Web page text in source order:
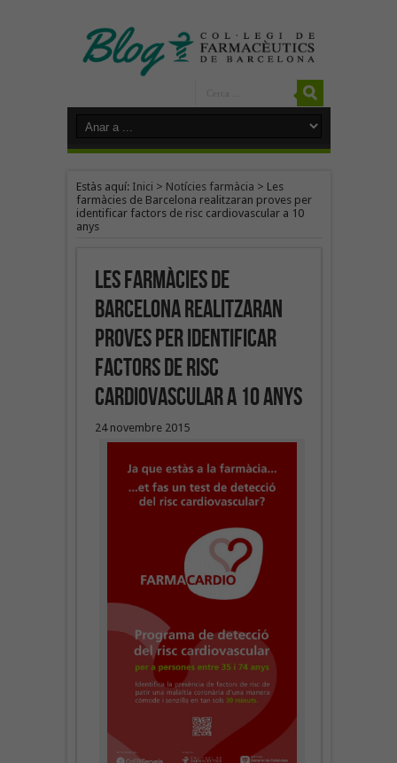
Estàs aquí: Inici > Notícies farmàcia > Les
farmàcies de Barcelona realitzaran proves per
identificar factors de risc cardiovascular a 10
anys
Les farmàcies de
Barcelona realitzaran
proves per identificar
factors de risc
cardiovascular a 10 anys
24 novembre 2015